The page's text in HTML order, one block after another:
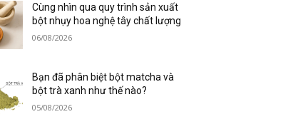
Cùng nhìn qua quy trình sản xuất
bột nhụy hoa nghệ tây chất lượng
06/08/2026
Bạn đã phân biệt bột matcha và
bột trà xanh như thế nào?
05/08/2026